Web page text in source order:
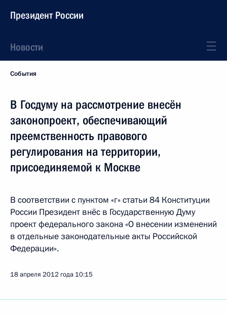
Президент России
Новости
События
В Госдуму на рассмотрение внесён
законопроект, обеспечивающий
преемственность правового
регулирования на территории,
присоединяемой к Москве
В соответствии с пунктом «г» статьи 84 Конституции
России Президент внёс в Государственную Думу
проект федерального закона «О внесении изменений
в отдельные законодательные акты Российской
Федерации».
18 апреля 2012 года 10:15